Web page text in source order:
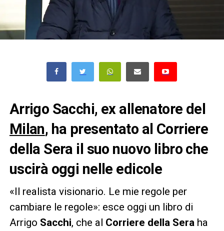
Arrigo Sacchi, ex allenatore del
Milan, ha presentato al Corriere
della Sera il suo nuovo libro che
uscirà oggi nelle edicole
«Il realista visionario. Le mie regole per
cambiare le regole»: esce oggi un libro di
Arrigo Sacchi, che al Corriere della Sera ha